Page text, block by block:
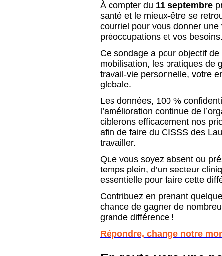
À compter du 11 septembre
santé et le mieux-être se
courriel pour vous donner
préoccupations et vos besoins.
Ce sondage a pour objectif
mobilisation, les pratiques de
travail-vie personnelle, votre
globale.
Les données, 100 %
l’amélioration continue de
ciblerons efficacement nos
afin de faire du CISSS des
travailler.
Que vous soyez absent ou
temps plein, d’un secteur
essentielle pour faire cette
Contribuez en prenant
chance de gagner de
grande différence !
Répondre, change notre